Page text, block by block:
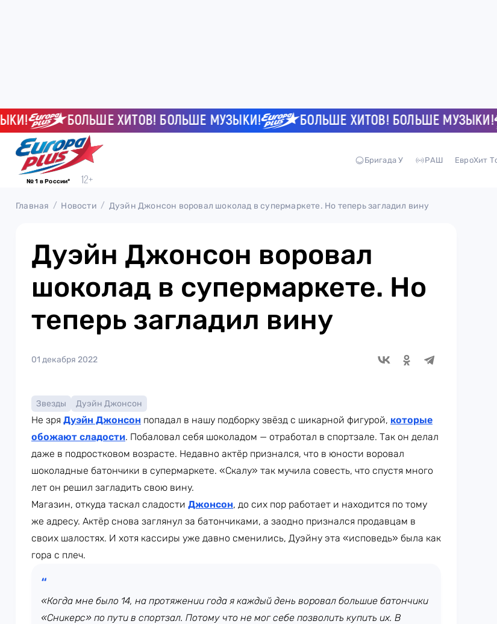
БОЛЬШЕ ХИТОВ! БОЛЬШЕ МУЗЫКИ! БОЛЬШЕ ХИТОВ! БОЛЬШЕ МУЗЫКИ!
№ 1 в России*
Бригада У РАШ ЕвроХит
Главная Новости Дуэйн Джонсон воровал шоколад в супермаркете. Но теперь загладил вину
Дуэйн Джонсон воровал
шоколад в супермаркете. Но
теперь загладил вину
01 декабря 2022
Звезды Дуэйн Джонсон
Не зря Дуэйн Джонсон попадал в нашу подборку звёзд с шикарной фигурой, которые
обожают сладости. Побаловал себя шоколадом — отработал в спортзале. Так он делал
даже в подростковом возрасте. Недавно актёр признался, что в юности воровал
шоколадные батончики в супермаркете. «Скалу» так мучила совесть, что спустя много
лет он решил загладить свою вину.
Магазин, откуда таскал сладости Джонсон, до сих пор работает и находится по тому
же адресу. Актёр снова заглянул за батончиками, а заодно признался продавцам в
своих шалостях. И хотя кассиры уже давно сменились, Дуэйну эта «исповедь» была как
гора с плеч.
«Когда мне было 14, на протяжении года я каждый день воровал большие батончики
«Сникерс» по пути в спортзал. Потому что не мог себе позволить купить их. В